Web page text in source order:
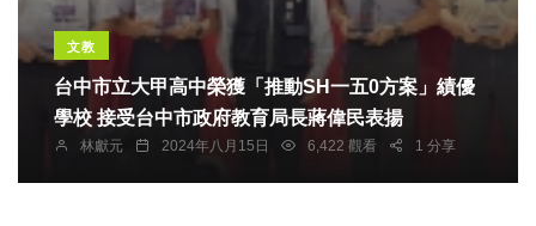
文教
台中市立大甲高中榮獲「推動SH一五0方案」績優
學校 接受台中市政府教育局長蔣偉民表揚
林獻元 2024年八月15日 6,422 觀看 1 分享